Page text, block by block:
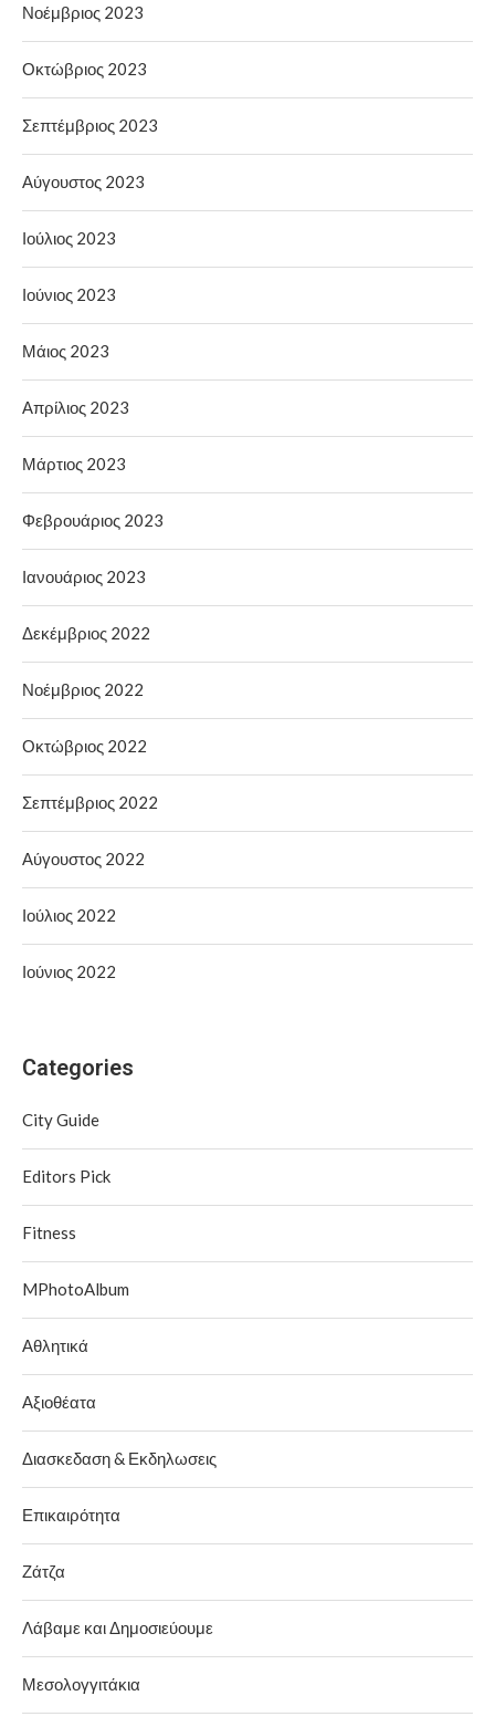
Νοέμβριος 2023
Οκτώβριος 2023
Σεπτέμβριος 2023
Αύγουστος 2023
Ιούλιος 2023
Ιούνιος 2023
Μάιος 2023
Απρίλιος 2023
Μάρτιος 2023
Φεβρουάριος 2023
Ιανουάριος 2023
Δεκέμβριος 2022
Νοέμβριος 2022
Οκτώβριος 2022
Σεπτέμβριος 2022
Αύγουστος 2022
Ιούλιος 2022
Ιούνιος 2022
Categories
City Guide
Editors Pick
Fitness
MPhotoAlbum
Αθλητικά
Αξιοθέατα
Διασκεδαση & Εκδηλωσεις
Επικαιρότητα
Ζάτζα
Λάβαμε και Δημοσιεύουμε
Μεσολογγιτάκια